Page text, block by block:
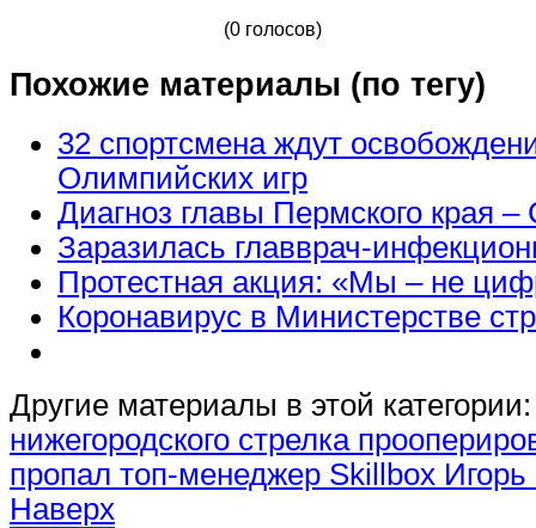
(0 голосов)
Похожие материалы (по тегу)
32 спортсмена ждут
Олимпийских игр
Диагноз главы Пермского края –
Заразилась главврач-
Протестная акция: «Мы – не
Коронавирус в Министерстве
Другие материалы в этой категории:
нижегородского стрелка
пропал топ-менеджер Skillbox Игорь
Наверх